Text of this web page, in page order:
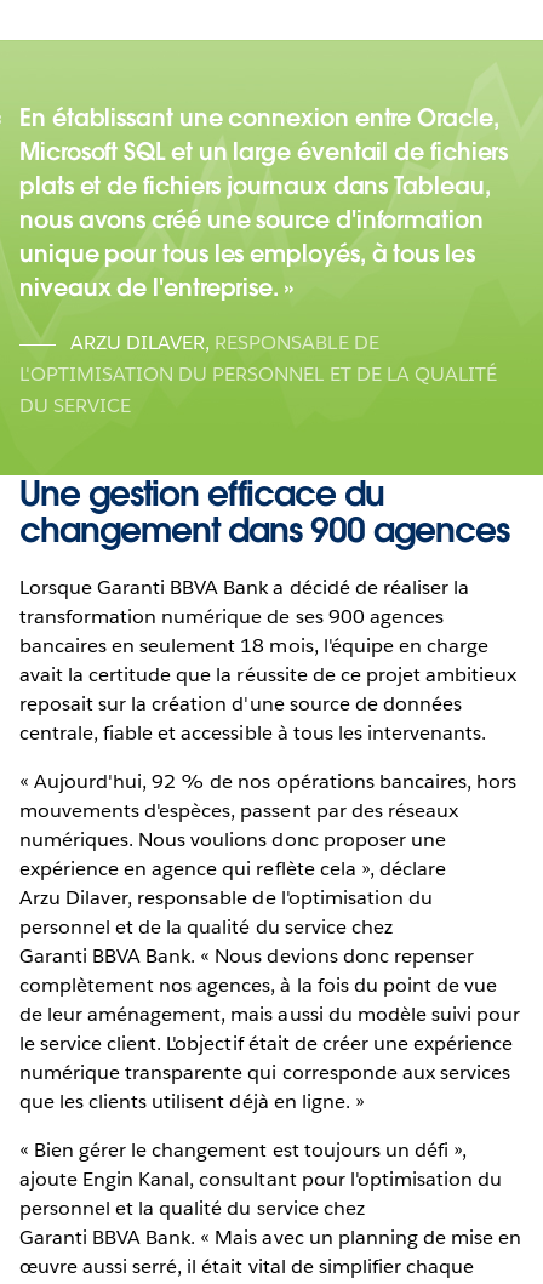
En établissant une connexion entre Oracle,
Microsoft SQL et un large éventail de fichiers
plats et de fichiers journaux dans Tableau,
nous avons créé une source d'information
unique pour tous les employés, à tous les
niveaux de l'entreprise.
ARZU DILAVER, RESPONSABLE DE
L'OPTIMISATION DU PERSONNEL ET DE LA QUALITÉ
DU SERVICE
Une gestion efficace du
changement dans 900 agences
Lorsque Garanti BBVA Bank a décidé de réaliser la
transformation numérique de ses 900 agences
bancaires en seulement 18 mois, l'équipe en charge
avait la certitude que la réussite de ce projet ambitieux
reposait sur la création d'une source de données
centrale, fiable et accessible à tous les intervenants.
« Aujourd'hui, 92 % de nos opérations bancaires, hors
mouvements d'espèces, passent par des réseaux
numériques. Nous voulions donc proposer une
expérience en agence qui reflète cela », déclare
Arzu Dilaver, responsable de l'optimisation du
personnel et de la qualité du service chez
Garanti BBVA Bank. « Nous devions donc repenser
complètement nos agences, à la fois du point de vue
de leur aménagement, mais aussi du modèle suivi pour
le service client. L'objectif était de créer une expérience
numérique transparente qui corresponde aux services
que les clients utilisent déjà en ligne. »
« Bien gérer le changement est toujours un défi »,
ajoute Engin Kanal, consultant pour l'optimisation du
personnel et la qualité du service chez
Garanti BBVA Bank. « Mais avec un planning de mise en
œuvre aussi serré, il était vital de simplifier chaque